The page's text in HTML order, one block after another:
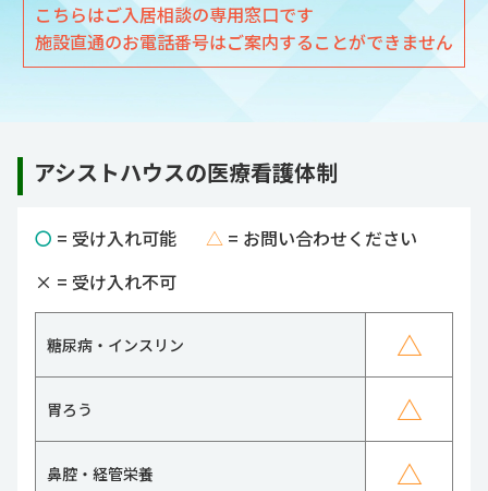
こちらはご入居相談の専用窓口です
施設直通のお電話番号はご案内することができません
アシストハウスの医療看護体制
〇 = 受け入れ可能 △ = お問い合わせください
× = 受け入れ不可
糖尿病・インスリン △
胃ろう △
鼻腔・経管栄養 △